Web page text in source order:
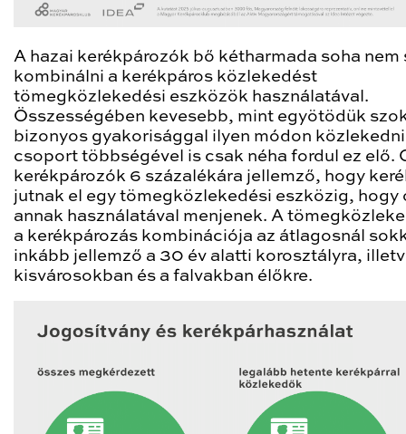
A hazai kerékpározók bő kétharmada soha nem
kombinálni a kerékpáros közlekedést
tömegközlekedési eszközök használatával.
Összességében kevesebb, mint egyötödük
bizonyos gyakorisággal ilyen módon
csoport többségével is csak néha fordul ez elő.
kerékpározók 6 százalékára jellemző, hogy
jutnak el egy tömegközlekedési eszközig, hogy
annak használatával menjenek. A
a kerékpározás kombinációja az átlagosnál
inkább jellemző a 30 év alatti korosztályra,
kisvárosokban és a falvakban élőkre.